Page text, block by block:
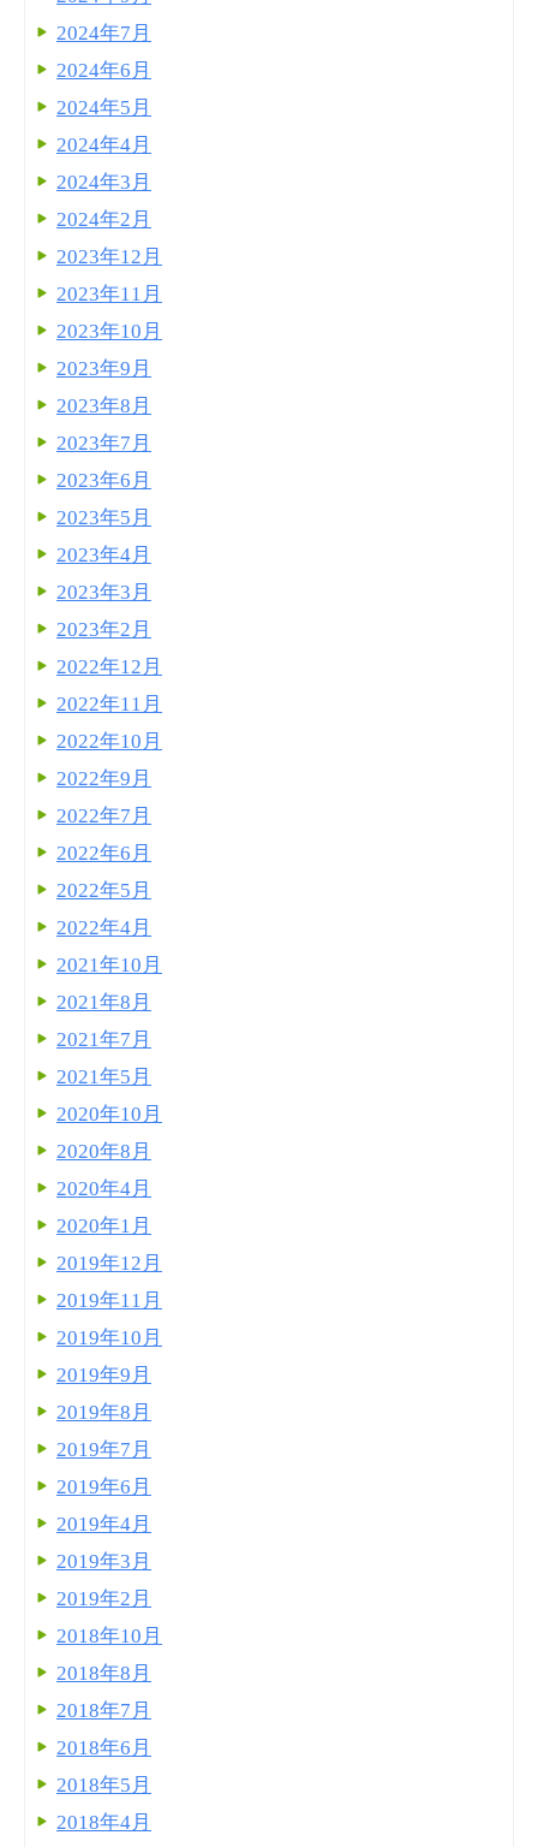
2024年7月
2024年6月
2024年5月
2024年4月
2024年3月
2024年2月
2023年12月
2023年11月
2023年10月
2023年9月
2023年8月
2023年7月
2023年6月
2023年5月
2023年4月
2023年3月
2023年2月
2022年12月
2022年11月
2022年10月
2022年9月
2022年7月
2022年6月
2022年5月
2022年4月
2021年10月
2021年8月
2021年7月
2021年5月
2020年10月
2020年8月
2020年4月
2020年1月
2019年12月
2019年11月
2019年10月
2019年9月
2019年8月
2019年7月
2019年6月
2019年4月
2019年3月
2019年2月
2018年10月
2018年8月
2018年7月
2018年6月
2018年5月
2018年4月